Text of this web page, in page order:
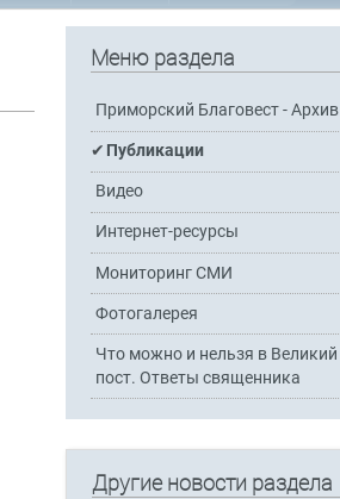
Меню раздела
Приморский Благовест - Архив
Публикации
Видео
Интернет-ресурсы
Мониторинг СМИ
Фотогалерея
Что можно и нельзя в Великий
пост. Ответы священника
Другие новости раздела